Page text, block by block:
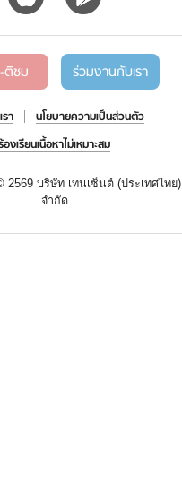
ติชม ร่วมงานกับเรา
า
นโยบายความเป็นส่วนตัว
องเรียนเนื้อหาไม่เหมาะสม
2569 บริษัท เทนเซ็นต์ (ประเทศไทย)
จำกัด